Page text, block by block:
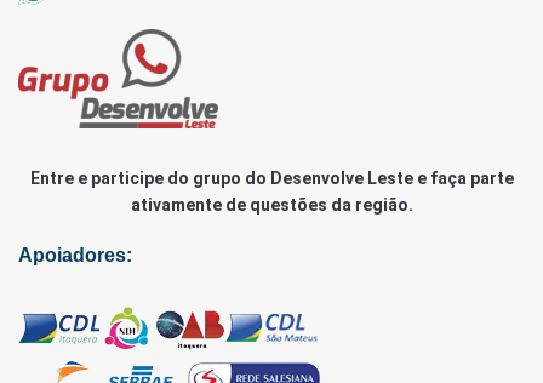
Entre e participe do grupo do Desenvolve Leste e faça parte
ativamente de questões da região.
Apoiadores: